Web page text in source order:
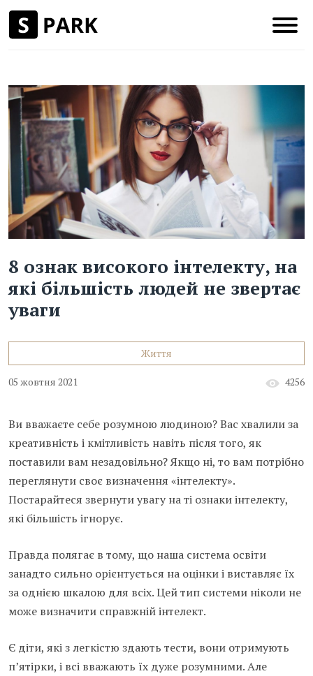
8 ознак високого інтелекту, на
які більшість людей не звертає
уваги
Життя
05 жовтня 2021 4256
Ви вважаєте себе розумною людиною? Вас хвалили за
креативність і кмітливість навіть після того, як
поставили вам незадовільно? Якщо ні, то вам потрібно
переглянути своє визначення «інтелекту».
Постарайтеся звернути увагу на ті ознаки інтелекту,
які більшість ігнорує.
Правда полягає в тому, що наша система освіти
занадто сильно орієнтується на оцінки і виставляє їх
за однією шкалою для всіх. Цей тип системи ніколи не
може визначити справжній інтелект.
Є діти, які з легкістю здають тести, вони отримують
п’ятірки, і всі вважають їх дуже розумними. Але